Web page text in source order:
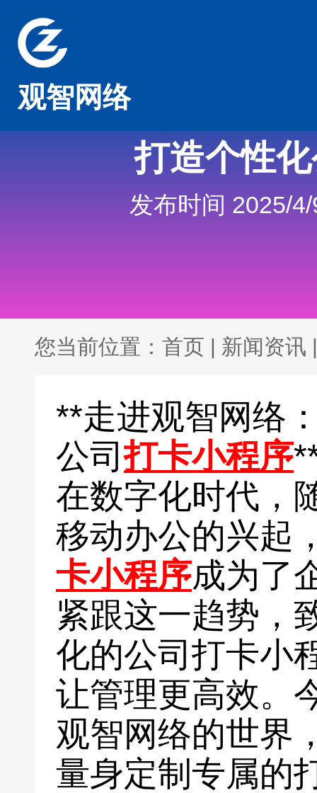
观智网络
打造个性
发布时间 2025/
您当前位置： 首页 | 新闻资讯 |
**走进观智网络
公司打卡小程序
在数字化时代，
移动办公的兴起
卡小程序成为了
紧跟这一趋势，
化的公司打卡小
让管理更高效。
观智网络的世界
量身定制专属的